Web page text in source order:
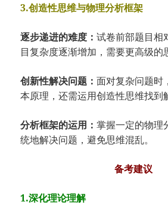
3.创造性思维与物理分析框架
逐步递进的难度：试卷前部题目相
目复杂度逐渐增加，需要更高级的
创新性解决问题：面对复杂问题时
本原理，还需运用创造性思维找到
分析框架的运用：掌握一定的物理
统地解决问题，避免思维混乱。
备考建议
1.深化理论理解